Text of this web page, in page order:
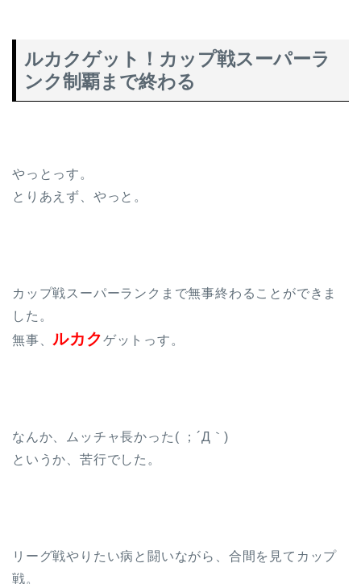
ルカクゲット！カップ戦スーパーラ
ンク制覇まで終わる
やっとっす。
とりあえず、やっと。
カップ戦スーパーランクまで無事終わることができま
した。
無事、 ルカクゲットっす。
なんか、ムッチャ長かった( ；´Д｀)
というか、苦行でした。
リーグ戦やりたい病と闘いながら、合間を見てカップ
戦。